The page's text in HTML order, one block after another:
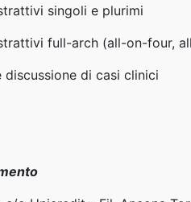
singoli e plurimi
full-arch (all-on-four,
discussione di casi clinici